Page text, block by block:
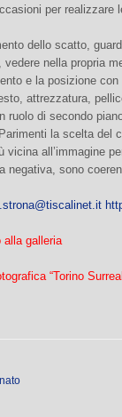
per realizzare
dello scatto,
nella propria
e la posizione
attrezzatura,
ruolo di secondo
la scelta del
vicina all’immagine
negativa, sono
alla galleria
“Torino